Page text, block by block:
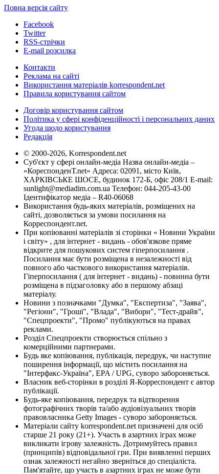
Повна версія сайту
Facebook
Twitter
RSS-стрічки
E-mail розсилка
Контакти
Реклама на сайті
Використання матеріалів korrespondent.net
Правила користування сайтом
Договір користування сайтом
Політика у сфері конфіденційності і персональних даних
Угода щодо користування
Редакція
© 2000-2026, Korrespondent.net
Суб'єкт у сфері онлайн-медіа Назва онлайн-медіа –
«КореспонденТ.net» Адреса: 02091, місто Київ,
ХАРКІВСЬКЕ ШОСЕ, будинок 172-Б, офіс 208/1 E-mail:
sunlight@mediadim.com.ua Телефон: 044-205-43-00
Ідентифікатор медіа – R40-06068
Використання будь-яких матеріалів, розміщених на
сайті, дозволяється за умови посилання на
Корреспондент.net.
При копіюванні матеріалів зі сторінки « Новини України
і світу» , для інтернет - видань - обов'язкове пряме
відкрите для пошукових систем гіперпосилання .
Посилання має бути розміщена в незалежності від
повного або часткового використання матеріалів.
Гіперпосилання ( для інтернет - видань) - повинна бути
розміщена в підзаголовку або в першому абзаці
матеріалу.
Новини з позначками "Думка", "Експертиза", "Заява",
"Регіони", "Гроші", "Влада", "Вибори", "Тест-драйв",
"Спецпроекти", "Промо" публікуються на правах
реклами.
Розділ Спецпроекти створюється спільно з
комерційними партнерами.
Будь яке копіювання, публікація, передрук, чи наступне
поширення інформації, що містить посилання на
"Інтерфакс-Україна", EPA / UPG, суворо забороняється.
Власник веб-сторінки в розділі Я-Корреспондент є автор
публікації.
Будь-яке копіювання, передрук та відтворення
фотографічних творів та/або аудіовізуальних творів
правовласника Getty Images - суворо забороняється.
Матеріали сайту korrespondent.net призначені для осіб
старше 21 року (21+). Участь в азартних іграх може
викликати ігрову залежність. Дотримуйтесь правил
(принципів) відповідальної гри. При виявленні перших
ознак залежності негайно зверніться до спеціаліста.
Пам'ятайте, що участь в азартних іграх не може бути